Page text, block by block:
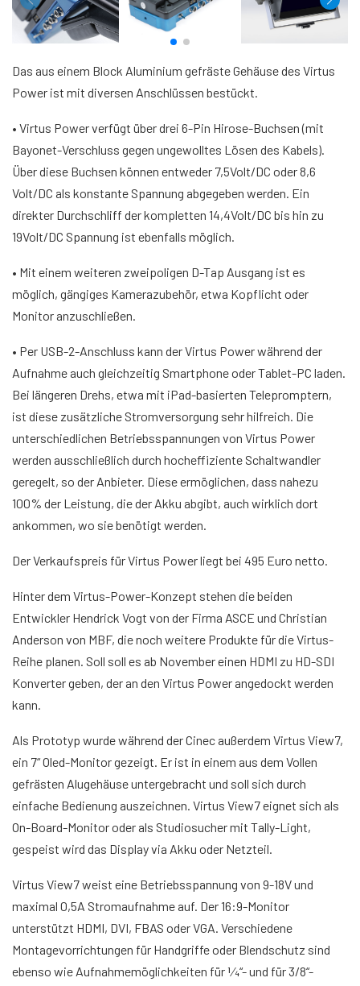
Das aus einem Block Aluminium gefräste Gehäuse des Virtus
Power ist mit diversen Anschlüssen bestückt.
• Virtus Power verfügt über drei 6-Pin Hirose-Buchsen (mit
Bayonet-Verschluss gegen ungewolltes Lösen des Kabels).
Über diese Buchsen können entweder 7,5Volt/DC oder 8,6
Volt/DC als konstante Spannung abgegeben werden. Ein
direkter Durchschliff der kompletten 14,4Volt/DC bis hin zu
19Volt/DC Spannung ist ebenfalls möglich.
• Mit einem weiteren zweipoligen D-Tap Ausgang ist es
möglich, gängiges Kamerazubehör, etwa Kopflicht oder
Monitor anzuschließen.
• Per USB-2-Anschluss kann der Virtus Power während der
Aufnahme auch gleichzeitig Smartphone oder Tablet-PC laden.
Bei längeren Drehs, etwa mit iPad-basierten Telepromptern,
ist diese zusätzliche Stromversorgung sehr hilfreich. Die
unterschiedlichen Betriebsspannungen von Virtus Power
werden ausschließlich durch hocheffiziente Schaltwandler
geregelt, so der Anbieter. Diese ermöglichen, dass nahezu
100% der Leistung, die der Akku abgibt, auch wirklich dort
ankommen, wo sie benötigt werden.
Der Verkaufspreis für Virtus Power liegt bei 495 Euro netto.
Hinter dem Virtus-Power-Konzept stehen die beiden
Entwickler Hendrick Vogt von der Firma ASCE und Christian
Anderson von MBF, die noch weitere Produkte für die Virtus-
Reihe planen. Soll soll es ab November einen HDMI zu HD-SDI
Konverter geben, der an den Virtus Power angedockt werden
kann.
Als Prototyp wurde während der Cinec außerdem Virtus View7,
ein 7“ Oled-Monitor gezeigt. Er ist in einem aus dem Vollen
gefrästen Alugehäuse untergebracht und soll sich durch
einfache Bedienung auszeichnen. Virtus View7 eignet sich als
On-Board-Monitor oder als Studiosucher mit Tally-Light,
gespeist wird das Display via Akku oder Netzteil.
Virtus View7 weist eine Betriebsspannung von 9-18V und
maximal 0,5A Stromaufnahme auf. Der 16:9-Monitor
unterstützt HDMI, DVI, FBAS oder VGA. Verschiedene
Montagevorrichtungen für Handgriffe oder Blendschutz sind
ebenso wie Aufnahmemöglichkeiten für 1⁄4“- und für 3/8“-